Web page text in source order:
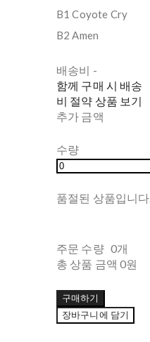
B1 Coyote Cry
B2 Amen
배송비 -
함께 구매 시 배송
비 절약 상품 보기
추가 금액
수량
품절된 상품입니다.
주문 수량 0개
총 상품 금액 0원
구매하기
장바구니에 담기